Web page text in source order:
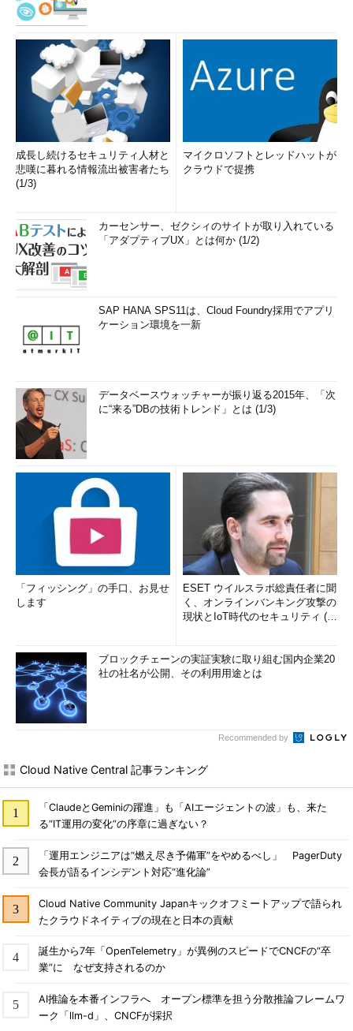
成長し続けるセキュリティ人材と
悲嘆に暮れる情報流出被害者たち
(1/3)
マイクロソフトとレッドハットが
クラウドで提携
カーセンサー、ゼクシィのサイトが取り入れている
「アダプティブUX」とは何か (1/2)
SAP HANA SPS11は、Cloud Foundry採用でアプリ
ケーション環境を一新
データベースウォッチャーが振り返る2015年、「次
に“来る”DBの技術トレンド」とは (1/3)
「フィッシング」の手口、お見せ
します
ESET ウイルスラボ総責任者に聞
く、オンラインバンキング攻撃の
現状とIoT時代のセキュリティ (1/
ブロックチェーンの実証実験に取り組む国内企業20
社の社名が公開、その利用用途とは
Recommended by
Cloud Native Central 記事ランキング
「ClaudeとGeminiの躍進」も「AIエージェントの波」も、来た
る“IT運用の変化”の序章に過ぎない？
「運用エンジニアは“燃え尽き予備軍”をやめるべし」 PagerDuty
会長が語るインシデント対応“進化論”
Cloud Native Community Japanキックオフミートアップで語られ
たクラウドネイティブの現在と日本の貢献
誕生から7年「OpenTelemetry」が異例のスピードでCNCFの“卒
業”に なぜ支持されるのか
AI推論を本番インフラへ オープン標準を担う分散推論フレームワ
ーク「llm-d」、CNCFが採択